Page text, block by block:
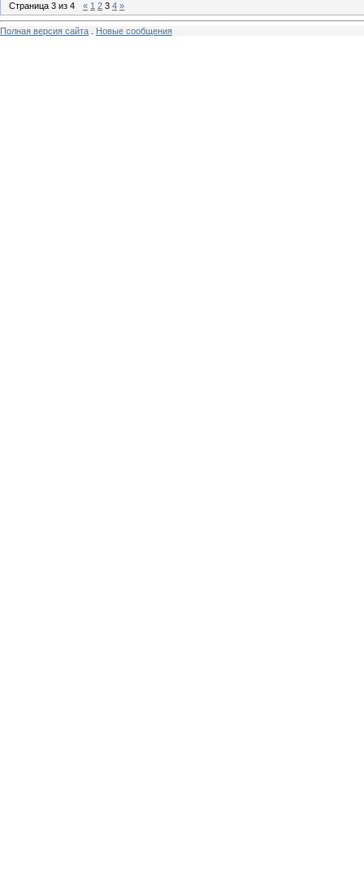
Страница 3 из 4 « 1 2 3 4 »
Полная версия сайта Новые сообщения